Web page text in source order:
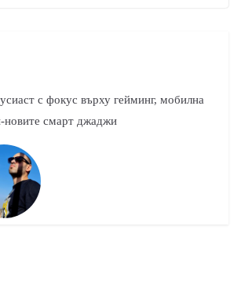
с фокус върху гейминг, мобилна
новите смарт джаджи